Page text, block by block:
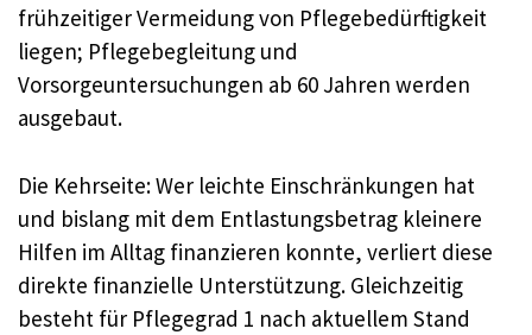
frühzeitiger Vermeidung von Pflegebedürftigkeit
liegen; Pflegebegleitung und
Vorsorgeuntersuchungen ab 60 Jahren werden
ausgebaut.
Die Kehrseite: Wer leichte Einschränkungen hat
und bislang mit dem Entlastungsbetrag kleinere
Hilfen im Alltag finanzieren konnte, verliert diese
direkte finanzielle Unterstützung. Gleichzeitig
besteht für Pflegegrad 1 nach aktuellem Stand